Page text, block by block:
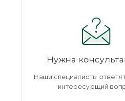
Нужна
Наши специалисты
интересующий